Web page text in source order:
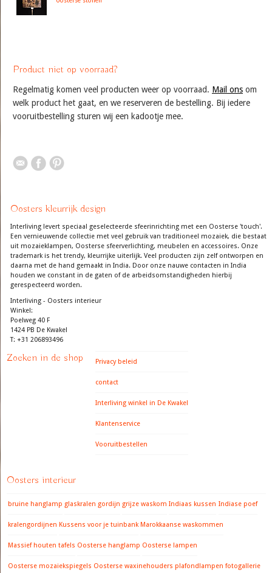
Product niet op voorraad?
Regelmatig komen veel producten weer op voorraad. Mail ons om
welk product het gaat, en we reserveren de bestelling. Bij iedere
vooruitbestelling sturen wij een kadootje mee.
Oosters kleurrijk design
Interliving levert speciaal geselecteerde sfeerinrichting met een Oosterse 'touch'.
Een vernieuwende collectie met veel gebruik van traditioneel mozaiek, die bestaat
uit mozaieklampen, Oosterse sfeerverlichting, meubelen en accessoires. Onze
trademark is het trendy, kleurrijke uiterlijk. Veel producten zijn zelf ontworpen en
daarna met de hand gemaakt in India. Door onze nauwe contacten in India
houden we constant in de gaten of de arbeidsomstandigheden hierbij
gerespecteerd worden.
Interliving - Oosters interieur
Winkel:
Poelweg 40 F
1424 PB De Kwakel
T: +31 206893496
Zoeken in de shop Privacy beleid
contact
Interliving winkel in De Kwakel
Klantenservice
Vooruitbestellen
Oosters interieur
bruine hanglamp glaskralen gordijn grijze waskom Indiaas kussen Indiase poef
kralengordijnen Kussens voor je tuinbank Marokkaanse waskommen
Massief houten tafels Oosterse hanglamp Oosterse lampen
Oosterse mozaiekspiegels Oosterse waxinehouders plafondlampen fotogallerie